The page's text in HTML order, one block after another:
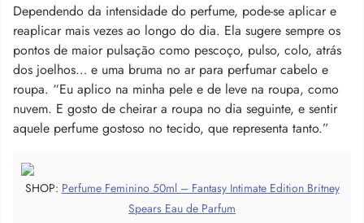
Dependendo da intensidade do perfume, pode-se aplicar e
reaplicar mais vezes ao longo do dia. Ela sugere sempre os
pontos de maior pulsação como pescoço, pulso, colo, atrás
dos joelhos… e uma bruma no ar para perfumar cabelo e
roupa. “Eu aplico na minha pele e de leve na roupa, como
nuvem. E gosto de cheirar a roupa no dia seguinte, e sentir
aquele perfume gostoso no tecido, que representa tanto.”
SHOP: Perfume Feminino 50ml – Fantasy Intimate Edition Britney
Spears Eau de Parfum